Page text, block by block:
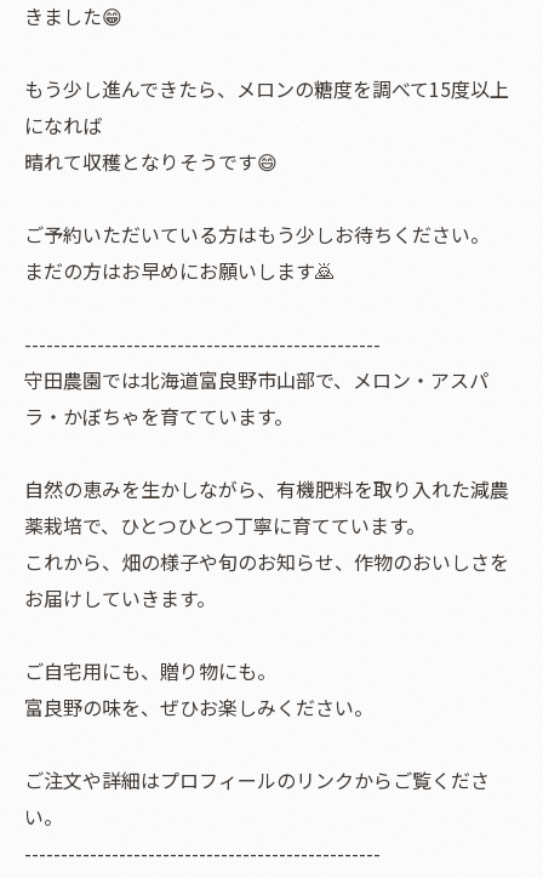
きました😁
もう少し進んできたら、メロンの糖度を調べて15度以上
になれば
晴れて収穫となりそうです😄
ご予約いただいている方はもう少しお待ちください。
まだの方はお早めにお願いします🙇
-------------------------------------------------
守田農園では北海道富良野市山部で、メロン・アスパ
ラ・かぼちゃを育てています。
自然の恵みを生かしながら、有機肥料を取り入れた減農
薬栽培で、ひとつひとつ丁寧に育てています。
これから、畑の様子や旬のお知らせ、作物のおいしさを
お届けしていきます。
ご自宅用にも、贈り物にも。
富良野の味を、ぜひお楽しみください。
ご注文や詳細はプロフィールのリンクからご覧くださ
い。
-------------------------------------------------